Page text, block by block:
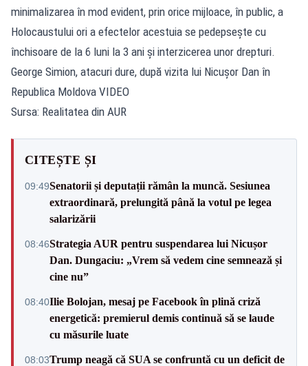
minimalizarea în mod evident, prin orice mijloace, în public, a
Holocaustului ori a efectelor acestuia se pedepsește cu
închisoare de la 6 luni la 3 ani și interzicerea unor drepturi.
George Simion, atacuri dure, după vizita lui Nicușor Dan în
Republica Moldova VIDEO
Sursa: Realitatea din AUR
CITEȘTE ȘI
09:49Senatorii și deputații rămân la muncă. Sesiunea
extraordinară, prelungită până la votul pe legea
salarizării
08:46Strategia AUR pentru suspendarea lui Nicușor
Dan. Dungaciu: „Vrem să vedem cine semnează și
cine nu”
08:40Ilie Bolojan, mesaj pe Facebook în plină criză
energetică: premierul demis continuă să se laude
cu măsurile luate
08:03Trump neagă că SUA se confruntă cu un deficit de